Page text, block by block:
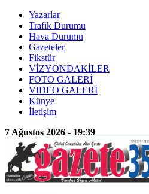
Yazarlar
Trafik Durumu
Hava Durumu
Gazeteler
Fikstür
VİZYONDAKİLER
FOTO GALERİ
VIDEO GALERİ
Künye
İletişim
7 Ağustos 2026 - 19:39